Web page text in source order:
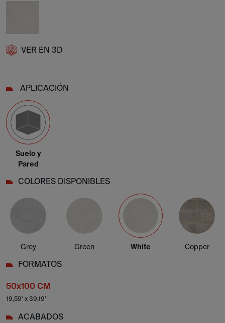
VER EN 3D
APLICACIÓN
Suelo y
Pared
COLORES DISPONIBLES
Grey Green White Copper
FORMATOS
50x100 CM
19,59' x 39,19'
ACABADOS